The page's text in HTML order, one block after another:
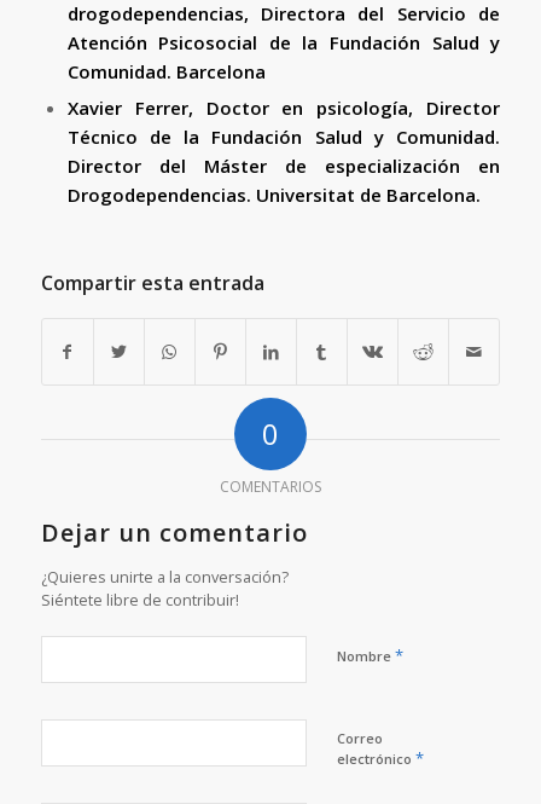
drogodependencias, Directora del Servicio de
Atención Psicosocial de la Fundación Salud y
Comunidad. Barcelona
Xavier Ferrer, Doctor en psicología, Director
Técnico de la Fundación Salud y Comunidad.
Director del Máster de especialización en
Drogodependencias. Universitat de Barcelona.
Compartir esta entrada
0
COMENTARIOS
Dejar un comentario
¿Quieres unirte a la conversación?
Siéntete libre de contribuir!
Nombre *
Correo
electrónico *